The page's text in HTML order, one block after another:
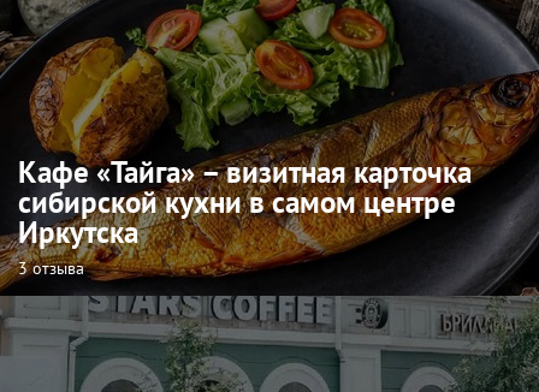
Кафе «Тайга» – визитная карточка
сибирской кухни в самом центре
Иркутска
3 отзыва